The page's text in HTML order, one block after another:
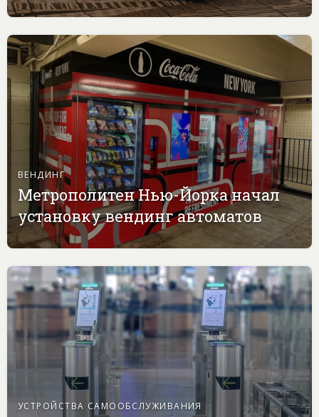
ВЕНДИНГ
Метрополитен Нью-Йорка начал
установку вендинг автоматов
УСТРОЙСТВА САМООБСЛУЖИВАНИЯ